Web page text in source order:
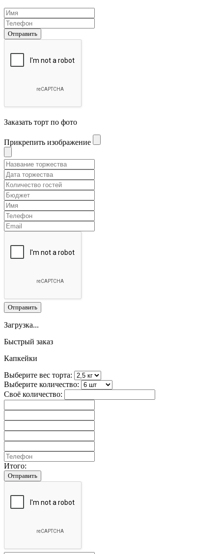
Отправить
Заказать торт по фото
Прикрепить изображение
Отправить
Загрузка...
Быстрый заказ
Капкейки
Выберите вес торта:
Выберите количество:
Своё количество:
Итого:
Отправить